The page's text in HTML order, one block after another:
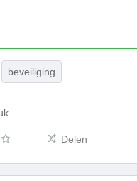
beveiliging
Delen